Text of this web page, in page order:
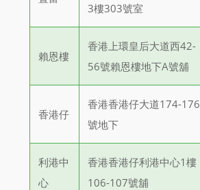
3樓303號室
賴恩樓
香港上環皇后大道西42-
56號賴恩樓地下A號舖
香港仔
香港香港仔大道174-176
號地下
利港中
心
香港香港仔利港中心1樓
106-107號舖